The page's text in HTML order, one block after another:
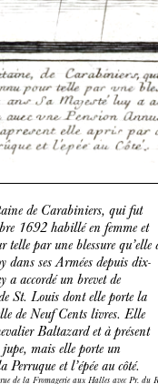
de Carabiniers, qui fut
1692 habillé en femme et
telle par une blessure qu’elle
dans ses Armées depuis dix-
accordé un brevet de
St. Louis dont elle porte la
de Neuf Cents livres. Elle
Baltazard et à présent
mais elle porte un
et l’épée au côté.
de la Fromagerie aux Halles avec Pr. du